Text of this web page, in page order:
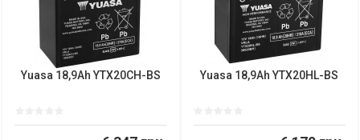
Yuasa 18,9Ah YTX20CH-BS Yuasa 18,9Ah YTX20HL-BS